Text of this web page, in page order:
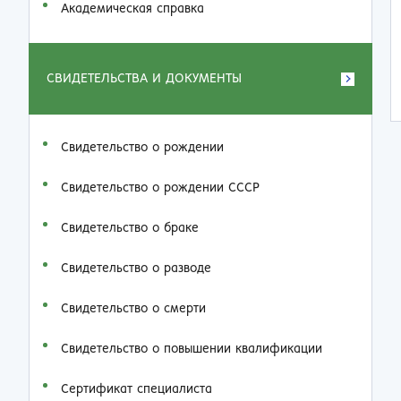
Академическая справка
СВИДЕТЕЛЬСТВА И ДОКУМЕНТЫ
Свидетельство о рождении
Свидетельство о рождении СССР
Свидетельство о браке
Свидетельство о разводе
Свидетельство о смерти
Свидетельство о повышении квалификации
Сертификат специалиста